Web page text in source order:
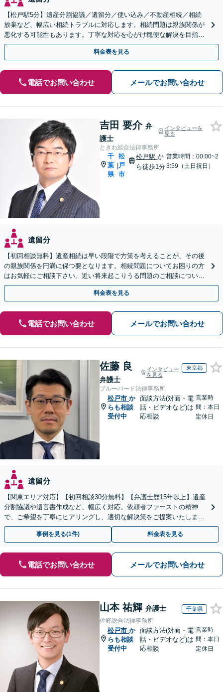
【松戸駅5分】遺産分割協議／遺留分／使い込み／不動産相続／相続
放棄など、幅広い相続トラブルに対応します。相続問題は親族関係が
悪化する可能性もあります。丁寧な対応を心がけ穏便な解決を目指し
ます。【初回相談無料】【夜間・休日相談可能】
料金表を見る
電話でお問い合わせ メールでお問い合わせ
吉田 要介 弁
護士
インタビューを
見る
ときわ綜合法律事務所
千
葉
県
|
松
戸
市
松戸駅か
ら徒歩1分
営業時間：00:00~2
3:59（土日祝日）
遺留分
【初回相談無料】遺産相続は早い段階で方策を考えることが、その後
の親族関係を円満に保つ要となります。相続問題についてお困りの方
はお気軽にご相談下さい。近い将来起こりうる問題のご相談について
も承っています。
料金表を見る
電話でお問い合わせ メールでお問い合わせ
佐藤 良
弁護士
インタビュー
を見る
東京都
ブルーバード法律事務所
松戸市 か
らも相談
受付中
面談方法(対面・電
話・ビデオなど)は
応相談
営業時
間：本日
定休日
遺留分
【関東エリア対応】【初回相談30分無料】【弁護士歴15年以上】遺産
分割協議や遺言書作成など、幅広く対応。依頼者ファーストの精神
で、ご希望を丁寧にヒアリングし、適切な解決策をご提案いたしま
す。まずは無料相談でお悩みをお聞かせください。
事例を見る(1件) 料金表を見る
電話でお問い合わせ メールでお問い合わせ
山本 祐輝 弁護士 千葉県
佐野総合法律事務所
松戸市 か
らも相談
受付中
面談方法(対面・電
話・ビデオなど)は
応相談
営業時
間：本日
定休日